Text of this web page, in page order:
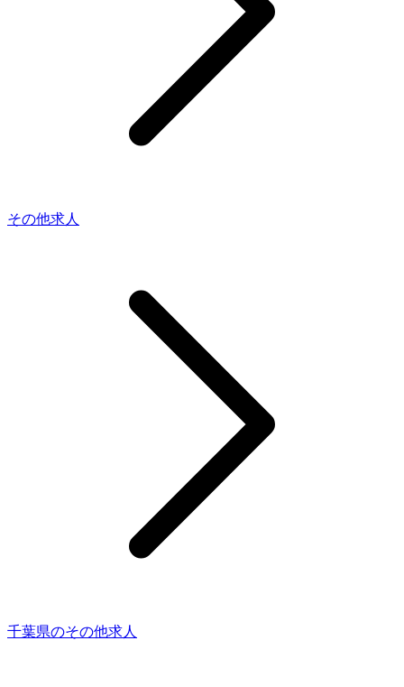
その他求人
千葉県のその他求人